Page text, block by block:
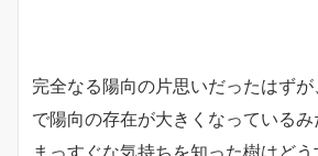
完全なる陽向の片思いだったはず
で陽向の存在が大きくなっている